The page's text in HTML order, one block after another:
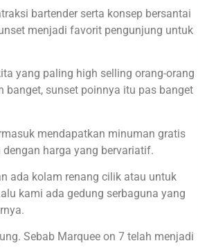
bartender serta konsep bersantai
menjadi favorit pengunjung untuk
yang paling high selling orang-orang
banget, sunset poinnya itu pas banget
mendapatkan minuman gratis
harga yang bervariatif.
ada kolam renang cilik atau untuk
kami ada gedung serbaguna yang
Sebab Marquee on 7 telah menjadi